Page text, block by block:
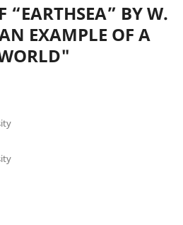
“EARTHSEA” BY W.
EXAMPLE OF A